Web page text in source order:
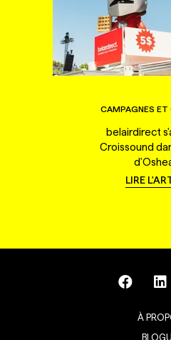
CAMPAGNES ET
belairdirect
Croissound
LIRE
À